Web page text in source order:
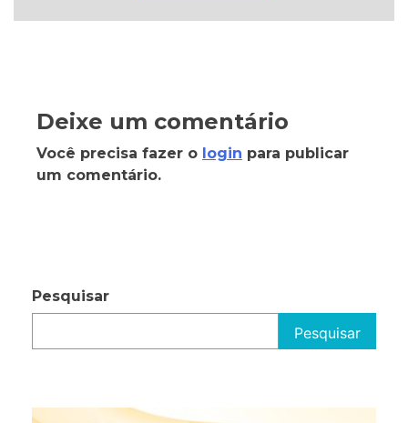
Deixe um comentário
Você precisa fazer o login para publicar
um comentário.
Pesquisar
Pesquisar